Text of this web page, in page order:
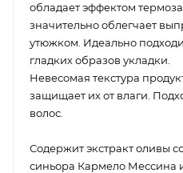
обладает эффектом
значительно облегчает
утюжком. Идеально
гладких образов укладки.
Невесомая текстура
защищает их от влаги.
волос.
Содержит экстракт оливы
синьора Кармело Мессина